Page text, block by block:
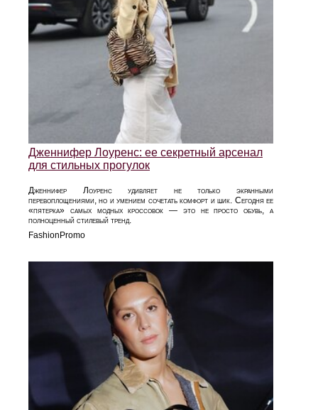
Дженнифер Лоуренс: ее секретный арсенал
для стильных прогулок
Дженнифер Лоуренс удивляет не только экранными
перевоплощениями, но и умением сочетать комфорт и шик. Сегодня ее
«пятерка» самых модных кроссовок — это не просто обувь, а
полноценный стилевый тренд.
FashionPromo